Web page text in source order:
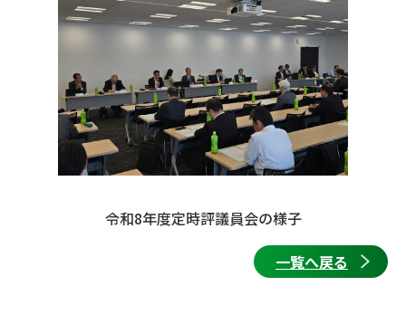
令和8年度定時評議員会の様子
一覧へ戻る